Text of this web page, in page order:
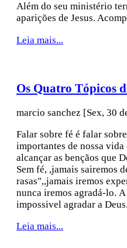
Além do seu ministério
aparições de Jesus.
Leia mais...
Os Quatro Tópicos
marcio sanchez [Sex, 30
Falar sobre fé é falar
importantes de nossa
alcançar as bençãos que
Sem fé, ,jamais sairemos
rasas",,jamais iremos
nunca iremos agradá-lo.
impossivel agradar a Deus.
Leia mais...